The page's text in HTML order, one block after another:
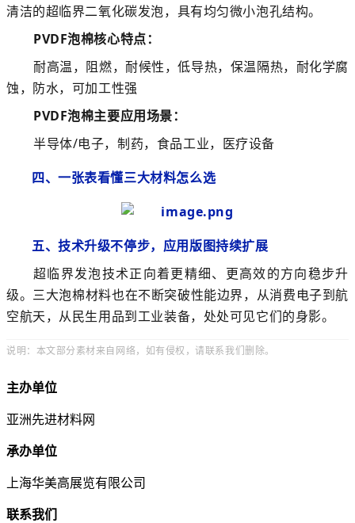
清洁的超临界二氧化碳发泡，具有均匀微小泡孔结构。
PVDF泡棉核心特点：
耐高温，阻燃，耐候性，低导热，保温隔热，耐化学腐
蚀，防水，可加工性强
PVDF泡棉主要应用场景：
半导体/电子，制药， 食品工业，医疗设备
四、一张表看懂三大材料怎么选
五、技术升级不停步，应用版图持续扩展
超临界发泡技术正向着更精细、更高效的方向稳步升
级。三大泡棉材料也在不断突破性能边界，从消费电子到航
空航天，从民生用品到工业装备，处处可见它们的身影。
说明：本文部分素材来自网络，如有侵权，请联系我们删除。
主办单位
亚洲先进材料网
承办单位
上海华美高展览有限公司
联系我们